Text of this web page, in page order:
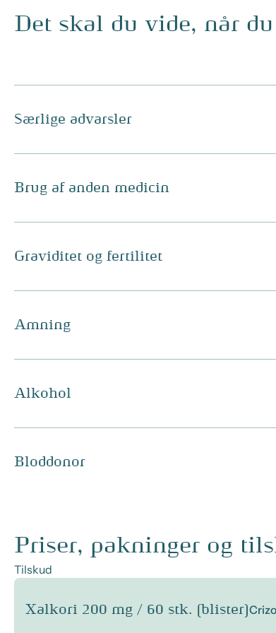
Det skal du vide, når
Særlige advarsler
Brug af anden medicin
Graviditet og fertilitet
Amning
Alkohol
Bloddonor
Priser, pakninger og
Tilskud
Xalkori 200 mg / 60 stk. (blister)